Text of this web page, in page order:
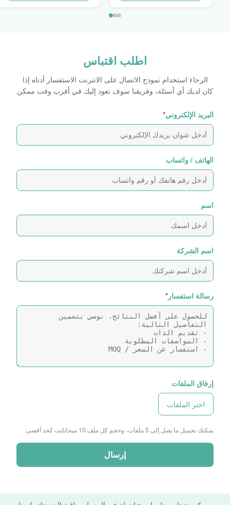
اطلب اقتباس
الرجاء استخدام نموذج الاتصال على الانترنت الاستفسار أدناه إذا
كان لديك أي أسئلة، وفريقنا سوف نعود إليك في أقرب وقت ممكن
البريد الإلكتروني*
الهاتف / واتساب
اسم
اسم الشركة
رسالة استفسار *
إرفاق الملفات
اختر الملفات
يمكنك تحميل ما يصل إلى 5 ملفات، وحجم كل ملف 10 ميجابايت كحد أقصى.
إرسال